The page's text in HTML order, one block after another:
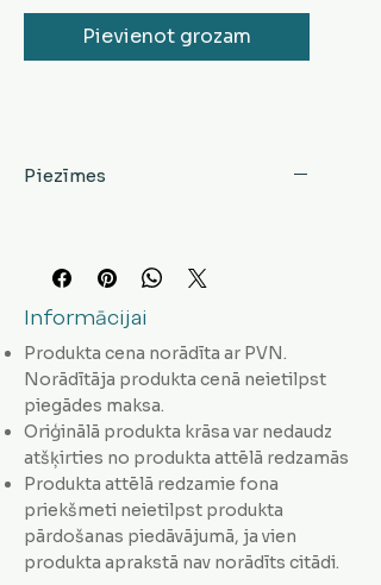
Pievienot grozam
Piezīmes
Informācijai
Produkta cena norādīta ar PVN.
Norādītāja produkta cenā neietilpst
piegādes maksa.
Oriģinālā produkta krāsa var nedaudz
atšķirties no produkta attēlā redzamās
Produkta attēlā redzamie fona
priekšmeti neietilpst produkta
pārdošanas piedāvājumā, ja vien
produkta aprakstā nav norādīts citādi.